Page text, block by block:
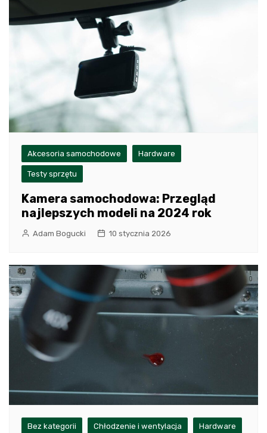
Akcesoria samochodowe Hardware
Testy sprzętu
Kamera samochodowa: Przegląd
najlepszych modeli na 2024 rok
Adam Bogucki 10 stycznia 2026
Bez kategorii Chłodzenie i wentylacja Hardware